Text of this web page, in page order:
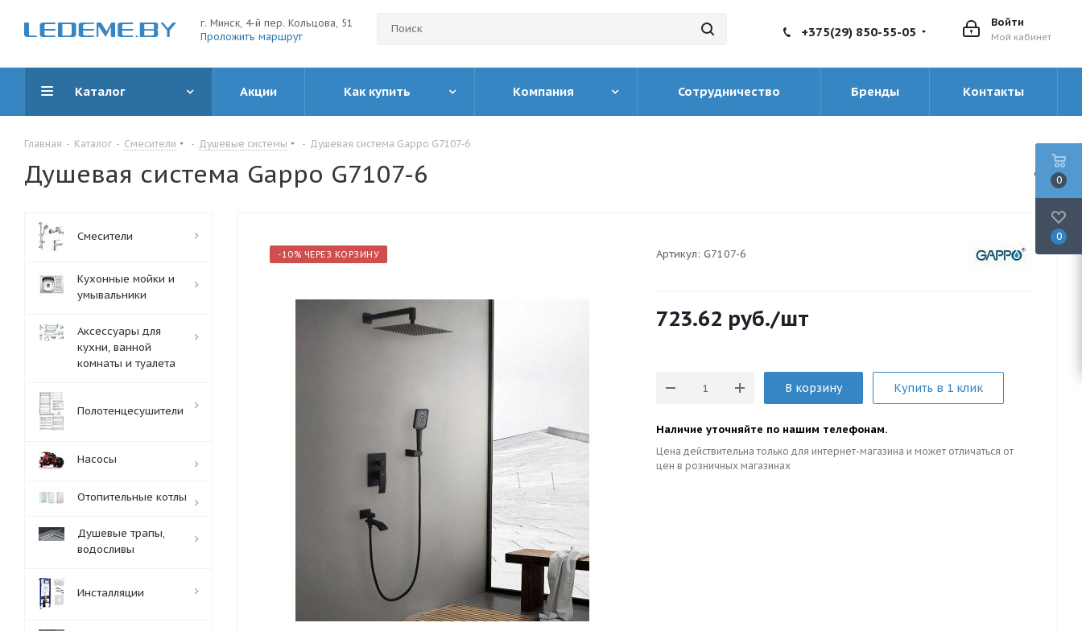
г. Минск, 4-й пер. Кольцова, 51
Проложить маршрут
Войти
Мой кабинет
+375(29) 850-55-05
Каталог Акции Как купить Компания Сотрудничество Бренды Контакты
Главная - Каталог - Смесители - Душевые системы - Душевая система Gappo G7107-6
Душевая система Gappo G7107-6
-10% ЧЕРЕЗ КОРЗИНУ Артикул: G7107-6
723.62 руб./шт
В корзину Купить в 1 клик
Наличие уточняйте по нашим телефонам.
Цена действительна только для интернет-магазина и может отличаться от
цен в розничных магазинах
Смесители
Кухонные мойки и
умывальники
Аксессуары для
кухни, ванной
комнаты и туалета
Полотенцесушители
Насосы
Отопительные котлы
Душевые трапы,
водосливы
Инсталляции
0
0